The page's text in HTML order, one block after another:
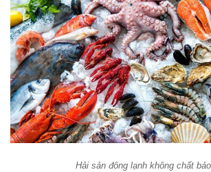
Hải sản đông lạnh không chất